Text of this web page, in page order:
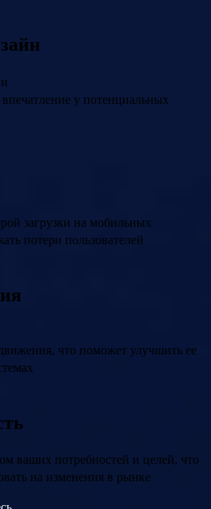
у потенциальных
загрузки на мобильных
потери пользователей
что поможет улучшить ее
ваших потребностей и целей, что
на изменения в рынке